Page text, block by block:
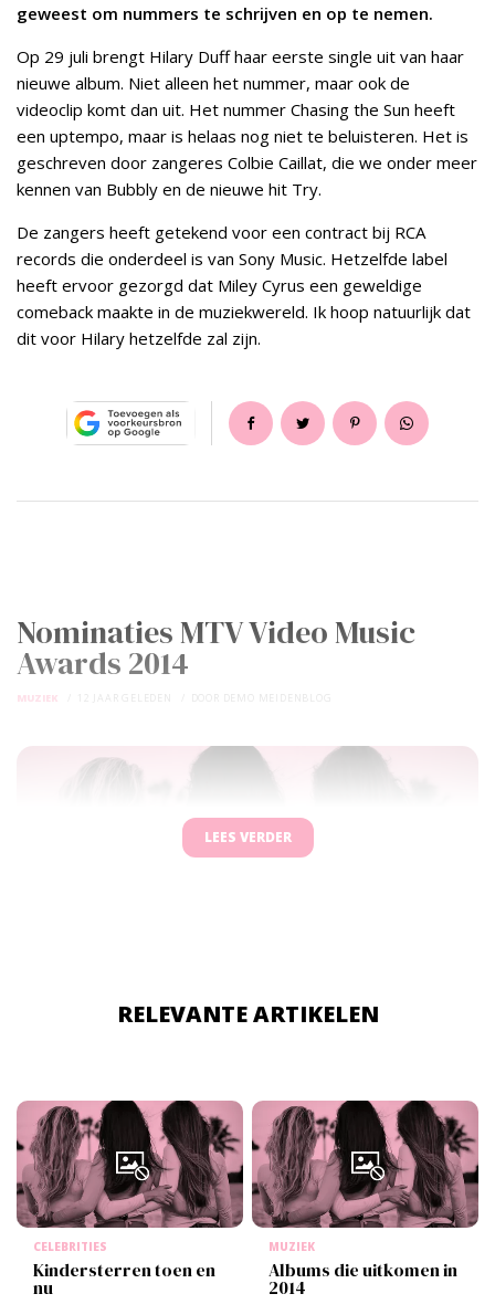
geweest om nummers te schrijven en op te nemen.
Op 29 juli brengt Hilary Duff haar eerste single uit van haar
nieuwe album. Niet alleen het nummer, maar ook de
videoclip komt dan uit. Het nummer Chasing the Sun heeft
een uptempo, maar is helaas nog niet te beluisteren. Het is
geschreven door zangeres Colbie Caillat, die we onder meer
kennen van Bubbly en de nieuwe hit Try.
De zangers heeft getekend voor een contract bij RCA
records die onderdeel is van Sony Music. Hetzelfde label
heeft ervoor gezorgd dat Miley Cyrus een geweldige
comeback maakte in de muziekwereld. Ik hoop natuurlijk dat
dit voor Hilary hetzelfde zal zijn.
Nominaties MTV Video Music
Awards 2014
MUZIEK
LEES VERDER
RELEVANTE ARTIKELEN
CELEBRITIES
Kindersterren toen en
nu
MUZIEK
Albums die uitkomen in
2014